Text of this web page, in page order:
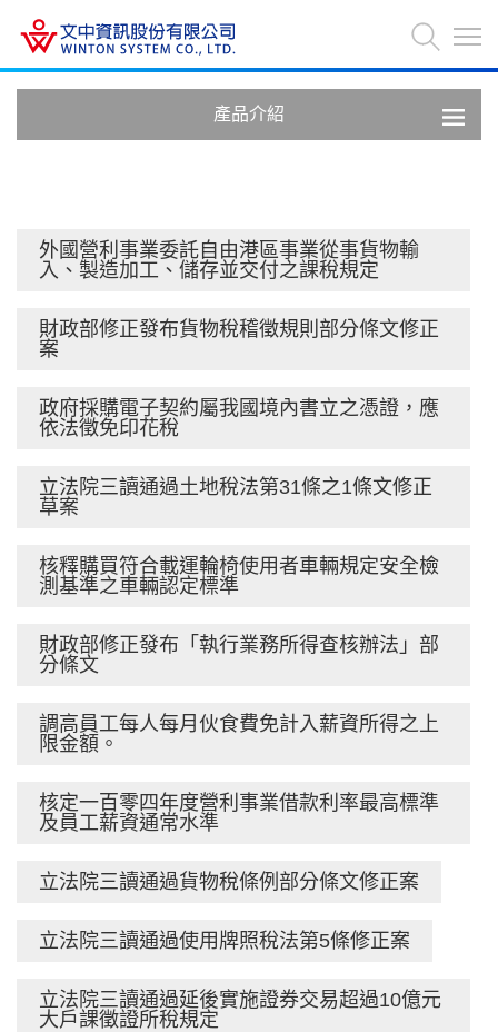
產品介紹
外國營利事業委託自由港區事業從事貨物輸
入、製造加工、儲存並交付之課稅規定
財政部修正發布貨物稅稽徵規則部分條文修正
案
政府採購電子契約屬我國境內書立之憑證，應
依法徵免印花稅
立法院三讀通過土地稅法第31條之1條文修正
草案
核釋購買符合載運輪椅使用者車輛規定安全檢
測基準之車輛認定標準
財政部修正發布「執行業務所得查核辦法」部
分條文
調高員工每人每月伙食費免計入薪資所得之上
限金額。
核定一百零四年度營利事業借款利率最高標準
及員工薪資通常水準
立法院三讀通過貨物稅條例部分條文修正案
立法院三讀通過使用牌照稅法第5條修正案
立法院三讀通過延後實施證券交易超過10億元
大戶課徵證所稅規定